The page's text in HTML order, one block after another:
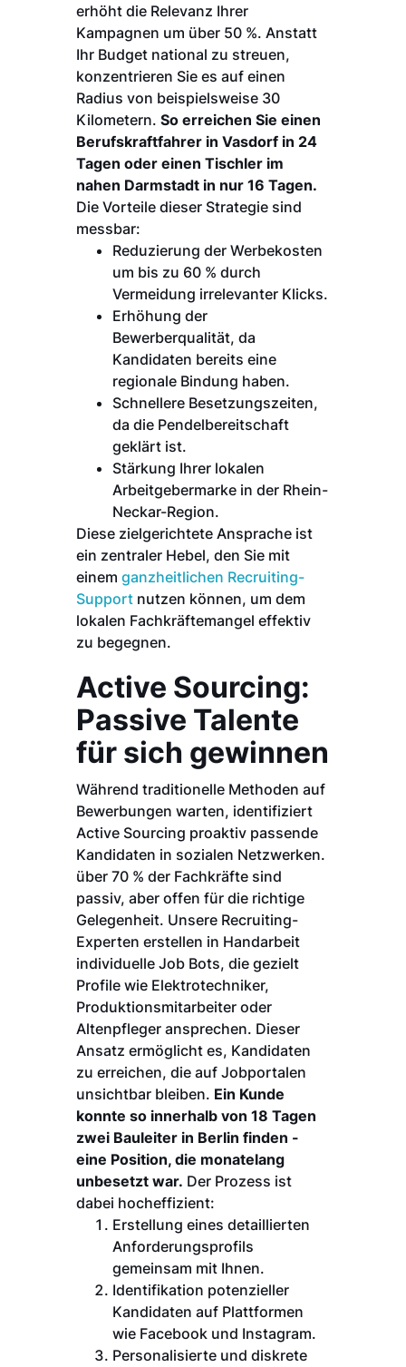
erhöht die Relevanz Ihrer
Kampagnen um über 50 %. Anstatt
Ihr Budget national zu streuen,
konzentrieren Sie es auf einen
Radius von beispielsweise 30
Kilometern. So erreichen Sie einen
Berufskraftfahrer in Vasdorf in 24
Tagen oder einen Tischler im
nahen Darmstadt in nur 16 Tagen.
Die Vorteile dieser Strategie sind
messbar:
Reduzierung der Werbekosten
um bis zu 60 % durch
Vermeidung irrelevanter Klicks.
Erhöhung der
Bewerberqualität, da
Kandidaten bereits eine
regionale Bindung haben.
Schnellere Besetzungszeiten,
da die Pendelbereitschaft
geklärt ist.
Stärkung Ihrer lokalen
Arbeitgebermarke in der Rhein-
Neckar-Region.
Diese zielgerichtete Ansprache ist
ein zentraler Hebel, den Sie mit
einem ganzheitlichen Recruiting-
Support nutzen können, um dem
lokalen Fachkräftemangel effektiv
zu begegnen.
Active Sourcing:
Passive Talente
für sich gewinnen
Während traditionelle Methoden auf
Bewerbungen warten, identifiziert
Active Sourcing proaktiv passende
Kandidaten in sozialen Netzwerken.
über 70 % der Fachkräfte sind
passiv, aber offen für die richtige
Gelegenheit. Unsere Recruiting-
Experten erstellen in Handarbeit
individuelle Job Bots, die gezielt
Profile wie Elektrotechniker,
Produktionsmitarbeiter oder
Altenpfleger ansprechen. Dieser
Ansatz ermöglicht es, Kandidaten
zu erreichen, die auf Jobportalen
unsichtbar bleiben. Ein Kunde
konnte so innerhalb von 18 Tagen
zwei Bauleiter in Berlin finden -
eine Position, die monatelang
unbesetzt war. Der Prozess ist
dabei hocheffizient:
Erstellung eines detaillierten
Anforderungsprofils
gemeinsam mit Ihnen.
Identifikation potenzieller
Kandidaten auf Plattformen
wie Facebook und Instagram.
Personalisierte und diskrete